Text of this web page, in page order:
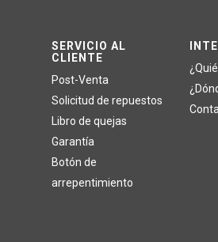
SERVICIO AL
CLIENTE
Post-Venta
Solicitud de repuestos
Libro de quejas
Garantía
Botón de
arrepentimiento